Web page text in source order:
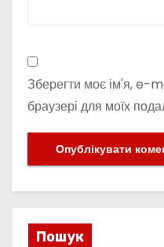
Зберегти моє ім'я, e-
браузері для моїх
Пошук